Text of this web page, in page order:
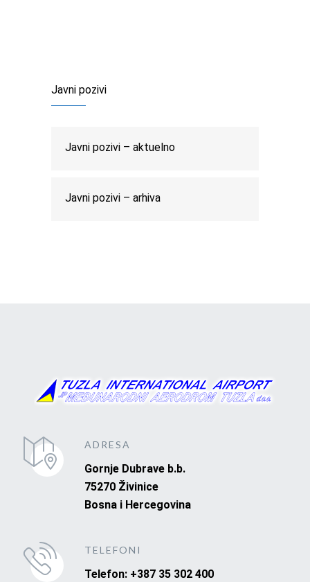
Javni pozivi
Javni pozivi – aktuelno
Javni pozivi – arhiva
ADRESA
Gornje Dubrave b.b.
75270 Živinice
Bosna i Hercegovina
TELEFONI
Telefon: +387 35 302 400